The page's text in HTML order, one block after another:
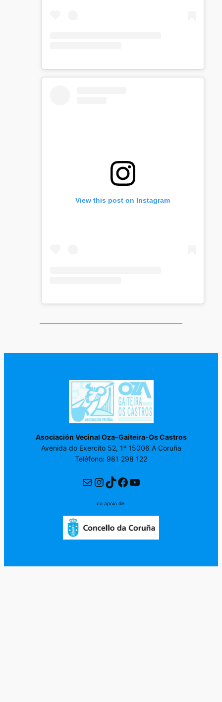
View this post on Instagram
Asociación Vecinal Oza-Gaiteira-Os Castros
Avenida do Exercito 52, 1º 15006 A Coruña
Teléfono: 981 298 122
Correo electrónico
Instagram
TikTok
Facebook
YouTube
co apoio de: